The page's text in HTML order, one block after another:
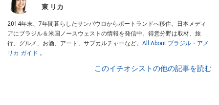
東 リカ
2014年末、7年間暮らしたサンパウロからポートランドへ移住。日本メディ
アにブラジル＆米国ノースウェストの情報を発信中。得意分野は取材、旅
行、グルメ、お酒、アート、サブカルチャーなど。 All About ブラジル・アメ
リカ ガイド 。
このイチオシストの他の記事を読む